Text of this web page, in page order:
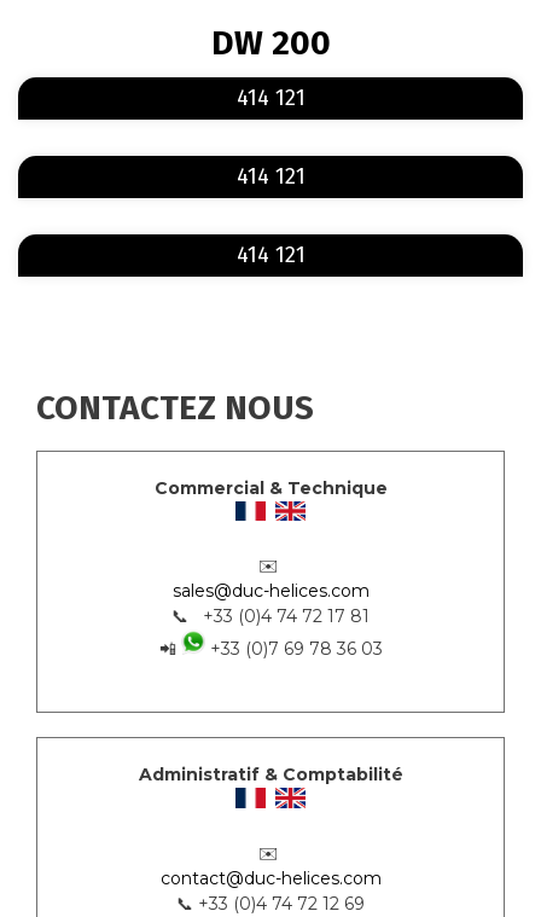
DW 200
414 121
414 121
414 121
CONTACTEZ NOUS
Commercial & Technique
✉️
sales@duc-helices.com
📞 +33 (0)4 74 72 17 81
📲
+33 (0)7 69 78 36 03
Administratif & Comptabilité
✉️
contact@duc-helices.com
📞 +33 (0)4 74 72 12 69